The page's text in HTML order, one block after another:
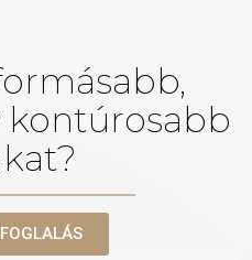
kontúrosabb